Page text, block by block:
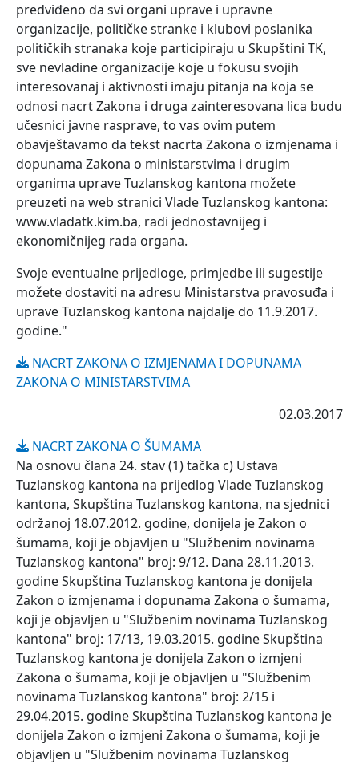
predviđeno da svi organi uprave i upravne
organizacije, političke stranke i klubovi poslanika
političkih stranaka koje participiraju u Skupštini TK,
sve nevladine organizacije koje u fokusu svojih
interesovanaj i aktivnosti imaju pitanja na koja se
odnosi nacrt Zakona i druga zainteresovana lica budu
učesnici javne rasprave, to vas ovim putem
obavještavamo da tekst nacrta Zakona o izmjenama i
dopunama Zakona o ministarstvima i drugim
organima uprave Tuzlanskog kantona možete
preuzeti na web stranici Vlade Tuzlanskog kantona:
www.vladatk.kim.ba, radi jednostavnijeg i
ekonomičnijeg rada organa.
Svoje eventualne prijedloge, primjedbe ili sugestije
možete dostaviti na adresu Ministarstva pravosuđa i
uprave Tuzlanskog kantona najdalje do 11.9.2017.
godine."
NACRT ZAKONA O IZMJENAMA I DOPUNAMA
ZAKONA O MINISTARSTVIMA
02.03.2017
NACRT ZAKONA O ŠUMAMA
Na osnovu člana 24. stav (1) tačka c) Ustava
Tuzlanskog kantona na prijedlog Vlade Tuzlanskog
kantona, Skupština Tuzlanskog kantona, na sjednici
održanoj 18.07.2012. godine, donijela je Zakon o
šumama, koji je objavljen u "Službenim novinama
Tuzlanskog kantona" broj: 9/12. Dana 28.11.2013.
godine Skupština Tuzlanskog kantona je donijela
Zakon o izmjenama i dopunama Zakona o šumama,
koji je objavljen u "Službenim novinama Tuzlanskog
kantona" broj: 17/13, 19.03.2015. godine Skupština
Tuzlanskog kantona je donijela Zakon o izmjeni
Zakona o šumama, koji je objavljen u "Službenim
novinama Tuzlanskog kantona" broj: 2/15 i
29.04.2015. godine Skupština Tuzlanskog kantona je
donijela Zakon o izmjeni Zakona o šumama, koji je
objavljen u "Službenim novinama Tuzlanskog